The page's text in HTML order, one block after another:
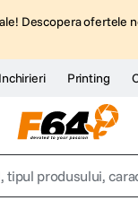
Descopera ofertele
Inchirieri Printing
produsului,